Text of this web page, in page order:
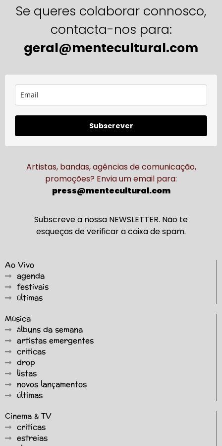
Se queres colaborar connosco,
contacta-nos para:
geral@mentecultural.com
Subscrever
Artistas, bandas, agências de comunicação,
promoções? Envia um email para:
press@mentecultural.com
Subscreve a nossa NEWSLETTER. Não te
esqueças de verificar a caixa de spam.
Ao Vivo
agenda
festivais
últimas
Música
álbuns da semana
artistas emergentes
críticas
drop
listas
novos lançamentos
últimas
Cinema & TV
críticas
estreias